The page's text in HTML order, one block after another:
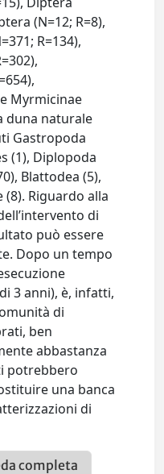
(N=12; R=8),
R=134),
Myrmicinae
duna naturale
Gastropoda
(1), Diplopoda
Blattodea (5),
Riguardo alla
di
può essere
Dopo un tempo
3 anni), è, infatti,
di
ben
abbastanza
potrebbero
una banca
di
completa